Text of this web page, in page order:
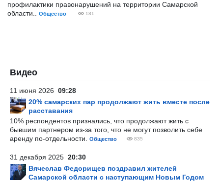
профилактики правонарушений на территории Самарской
области..
Общество 181
Видео
11 июня 2026 09:28
20% самарских пар продолжают жить вместе после
расставания
10% респондентов признались, что продолжают жить с
бывшим партнером из-за того, что не могут позволить себе
аренду по-отдельности.
Общество 835
31 декабря 2025 20:30
Вячеслав Федорищев поздравил жителей
Самарской области с наступающим Новым Годом